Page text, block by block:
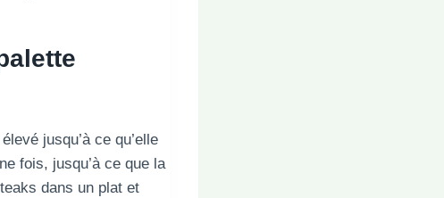
jusqu’à ce qu’elle
fois, jusqu’à ce que la
dans un plat et